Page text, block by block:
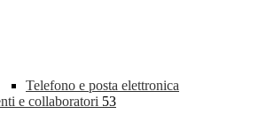
Telefono e posta elettronica
e collaboratori 53